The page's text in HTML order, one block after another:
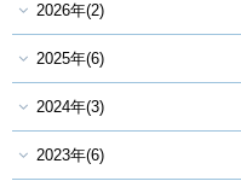
観光
アクセス
よくあるご質問
2026年(2)
2025年(6)
2024年(3)
2023年(6)